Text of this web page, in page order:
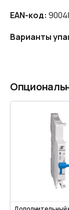
EAN-код:
Варианты